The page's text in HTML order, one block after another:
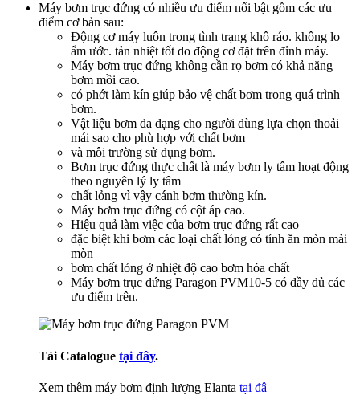
Máy bơm trục đứng có nhiều ưu điểm nổi bật gồm các ưu
điểm cơ bản sau:
Động cơ máy luôn trong tình trạng khô ráo. không lo
ẩm ước. tản nhiệt tốt do động cơ đặt trên đỉnh máy.
Máy bơm trục đứng không cần rọ bơm có khả năng
bơm mồi cao.
có phớt làm kín giúp bảo vệ chất bơm trong quá trình
bơm.
Vật liệu bơm đa dạng cho người dùng lựa chọn thoải
mái sao cho phù hợp với chất bơm
và môi trường sử dụng bơm.
Bơm trục đứng thực chất là máy bơm ly tâm hoạt động
theo nguyên lý ly tâm
chất lỏng vì vậy cánh bơm thường kín.
Máy bơm trục đứng có cột áp cao.
Hiệu quả làm việc của bơm trục đứng rất cao
đặc biệt khi bơm các loại chất lỏng có tính ăn mòn mài
mòn
bơm chất lỏng ở nhiệt độ cao bơm hóa chất
Máy bơm trục đứng Paragon PVM10-5 có đầy đủ các
ưu điểm trên.
Tải Catalogue tại đây.
Xem thêm máy bơm định lượng Elanta tại đâ